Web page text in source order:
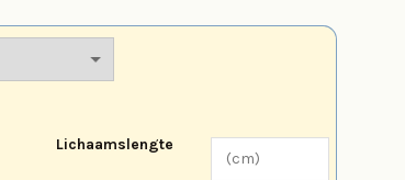
Lichaamslengte